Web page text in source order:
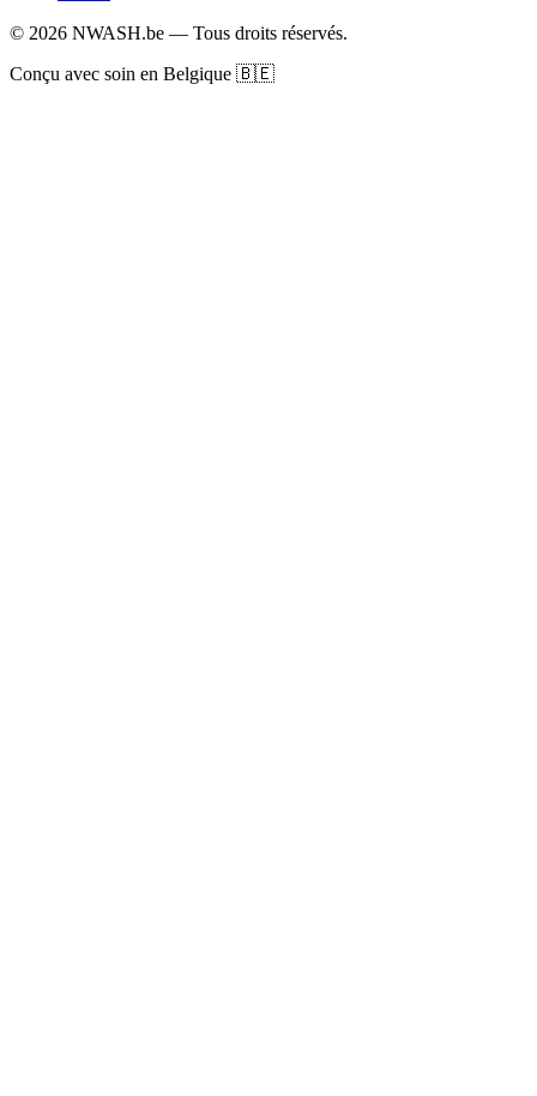
© 2026 NWASH.be — Tous droits réservés.
Conçu avec soin en Belgique 🇧🇪